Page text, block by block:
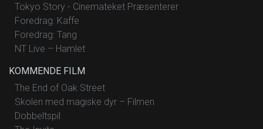
Tokyo Story - Cinemateket Præsenterer
Foredrag: Kaffe
Foredrag: Tang
NT Live – Hamlet
KOMMENDE FILM
The End of Oak Street
Skolen med magiske dyr – Filmen
Dobbeltspil